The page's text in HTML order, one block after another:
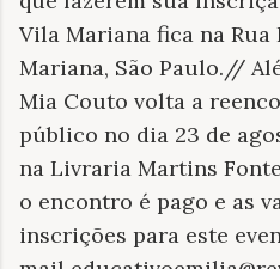
Vila Mariana fica na Rua
Mariana, São Paulo.//
Mia Couto volta a
público no dia 23 de
na Livraria Martins
o encontro é pago e as
inscrições para este